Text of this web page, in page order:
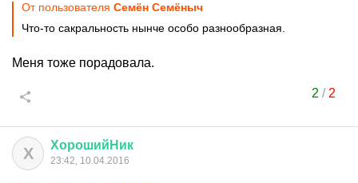
От пользователя Ceмён Семёныч
Что-то сакральность нынче особо разнообразная.
Меня тоже порадовала.
2 / 2
Х ХорошийНик
23:42, 10.04.2016